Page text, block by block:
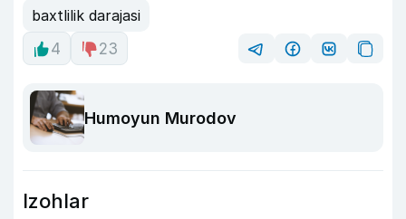
baxtlilik darajasi
4
23
Humoyun Murodov
Izohlar